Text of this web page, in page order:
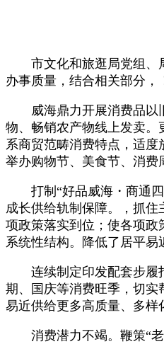
市文化和旅逛局党组、局
办事质量，结合相关部分，
威海鼎力开展消费品以旧
物、畅销农产物线上发卖。
系商贸范畴消费特点，适
举办购物节、美食节、消费
打制“好品威海・商通四
成长供给轨制保障。，抓
项政策落实到位；使各项政
系统性结构。降低了居平易
连续制定印发配套步履打
期、国庆等消费旺季，切
易近供给更多高质量、多样
消费潜力不竭。鞭策“老